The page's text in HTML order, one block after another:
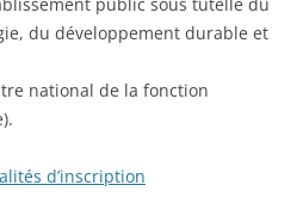
du développement durable et
national de la fonction
d’inscription